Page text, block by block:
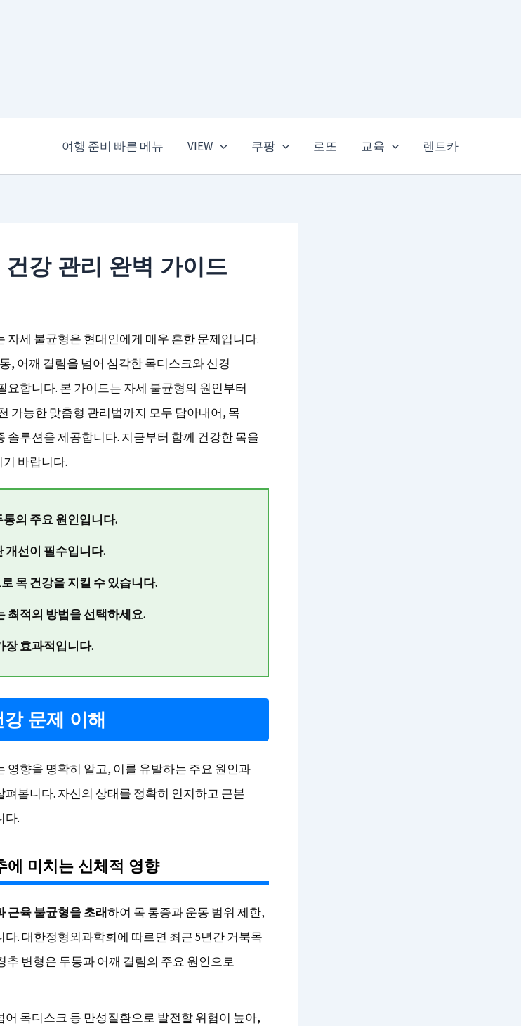
여행 준비 빠른 메뉴 VIEW 쿠팡 로또 교육 렌트카
강 관리 완벽 가이드
자세 불균형은 현대인에게 매우 흔한 문제입니다.
, 어깨 결림을 넘어 심각한 목디스크와 신경
요합니다. 본 가이드는 자세 불균형의 원인부터
가능한 맞춤형 관리법까지 모두 담아내어, 목
솔루션을 제공합니다. 지금부터 함께 건강한 목을
바랍니다.
의 주요 원인입니다.
개선이 필수입니다.
목 건강을 지킬 수 있습니다.
최적의 방법을 선택하세요.
장 효과적입니다.
문제 이해
영향을 명확히 알고, 이를 유발하는 주요 원인과
봅니다. 자신의 상태를 정확히 인지하고 근본
다.
에 미치는 신체적 영향
근육 불균형을 초래하여 목 통증과 운동 범위 제한,
. 대한정형외과학회에 따르면 최근 5년간 거북목
추 변형은 두통과 어깨 결림의 주요 원인으로
목디스크 등 만성질환으로 발전할 위험이 높아,